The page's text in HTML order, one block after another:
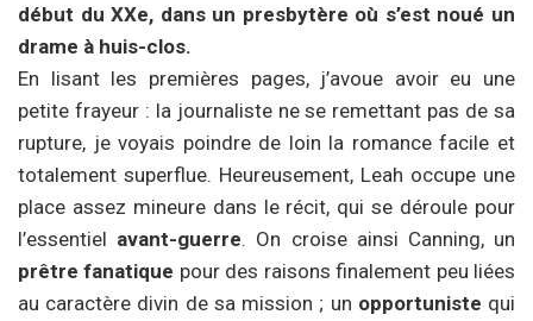
début du XXe, dans un presbytère où s’est noué un
drame à huis-clos.
En lisant les premières pages, j’avoue avoir eu une
petite frayeur : la journaliste ne se remettant pas de sa
rupture, je voyais poindre de loin la romance facile et
totalement superflue. Heureusement, Leah occupe une
place assez mineure dans le récit, qui se déroule pour
l’essentiel avant-guerre. On croise ainsi Canning, un
prêtre fanatique pour des raisons finalement peu liées
au caractère divin de sa mission ; un opportuniste qui